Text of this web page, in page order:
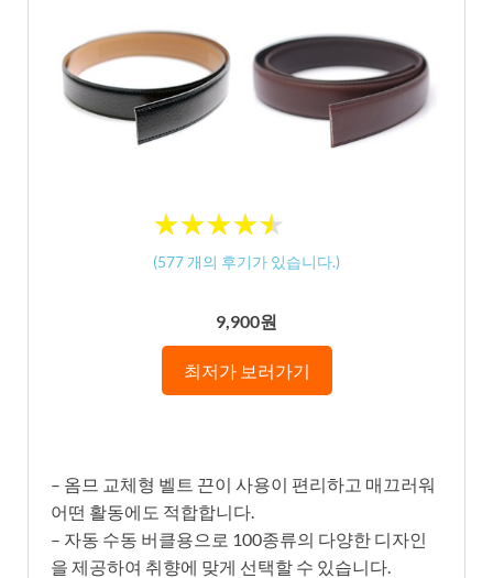
★★★★★
★★★★★
(577 개의 후기가 있습니다.)
9,900원
최저가 보러가기
– 옴므 교체형 벨트 끈이 사용이 편리하고 매끄러워
어떤 활동에도 적합합니다.
– 자동 수동 버클용으로 100종류의 다양한 디자인
을 제공하여 취향에 맞게 선택할 수 있습니다.